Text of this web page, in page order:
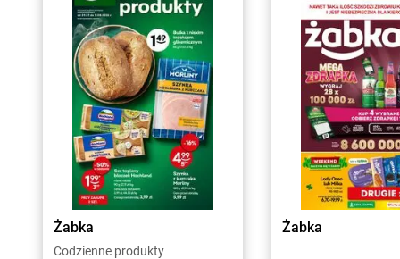
Żabka
Codzienne produkty
Żabka